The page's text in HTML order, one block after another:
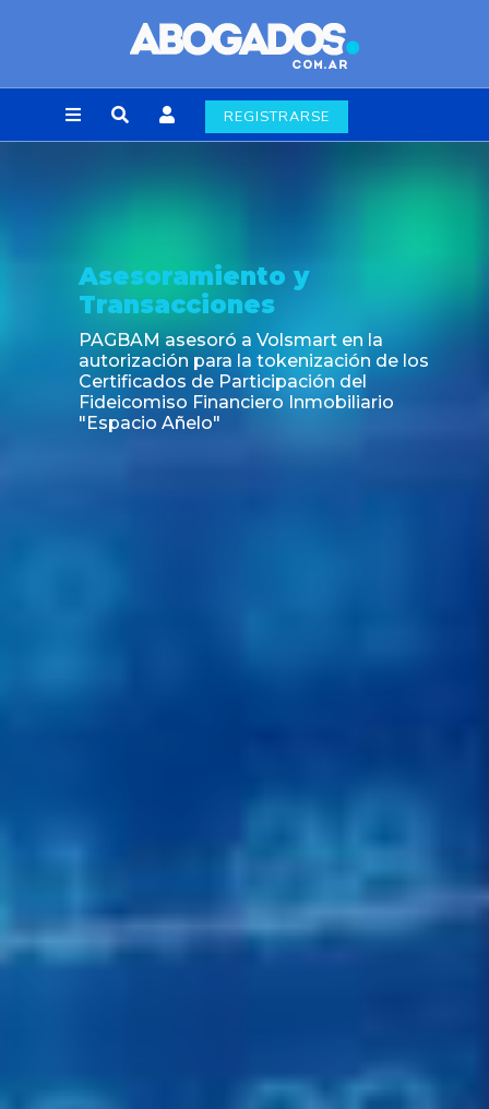
REGISTRARSE
Asesoramiento y
Transacciones
PAGBAM asesoró a Volsmart en la
autorización para la tokenización de los
Certificados de Participación del
Fideicomiso Financiero Inmobiliario
"Espacio Añelo"